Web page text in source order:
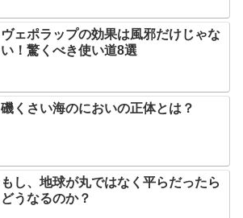
ヴェポラップの効果は風邪だけじゃな
い！驚くべき使い道8選
磯くさい海のにおいの正体とは？
もし、地球が丸ではなく平らだったら
どうなるのか？